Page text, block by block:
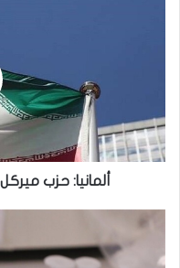
إيران
ألمانيا: حزب
وضع